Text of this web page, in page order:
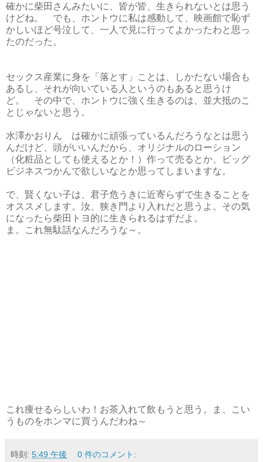
確かに柴田さんみたいに、皆が皆、生きられないとは思う
けどね。 でも、ホントウに私は感動して、映画館で恥ず
かしいほど号泣して、一人で見に行ってよかったわと思っ
たのだった。
セックス産業に身を「落とす」ことは、しかたない場合も
あるし、それが向いている人というのもあると思うけ
ど。 その中で、ホントウに強く生きるのは、並大抵のこ
とじゃないと思う。
水澤かおりん は確かに頑張っているんだろうなとは思う
んだけど、頭がいいんだから、オリジナルのローション
（化粧品としても使えるとか！）作って売るとか、ビッグ
ビジネスつかんで欲しいなとか思ってしまいますな。
で、賢くない子は、君子危うきに近寄らずで生きることを
オススメします。汝、狭き門より入れだと思うよ。その気
になったら柴田トヨ的に生きられるはずだよ。
ま。これ無駄話なんだろうな～。
これ痩せるらしいわ！お茶入れて飲もうと思う。ま、こい
うものをホンマに買うんだわね～
時刻: 5:49 午後 0 件のコメント: